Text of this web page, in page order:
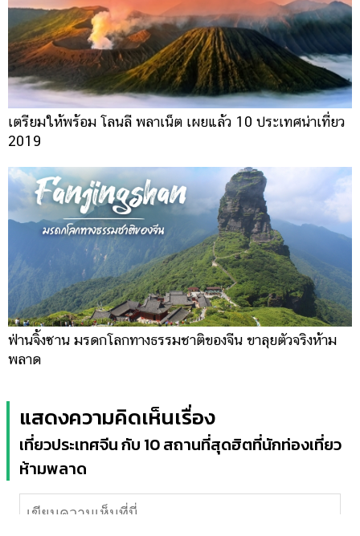
เตรียมให้พร้อม โลนลี พลาเน็ต เผยแล้ว 10 ประเทศน่าเที่ยว
2019
ฟ่านจิ้งซาน มรดกโลกทางธรรมชาติของจีน ขาลุยตัวจริงห้าม
พลาด
แสดงความคิดเห็นเรื่อง
เที่ยวประเทศจีน กับ 10 สถานที่สุดฮิตที่นักท่องเที่ยว
ห้ามพลาด